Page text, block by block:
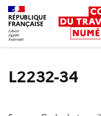
RÉPUBLIQUE
FRANÇAISE
L2232-34